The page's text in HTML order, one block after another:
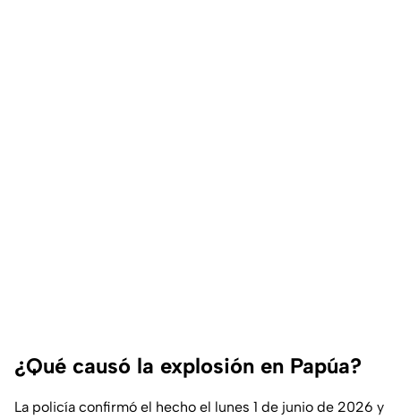
¿Qué causó la explosión en Papúa?
La policía confirmó el hecho el lunes 1 de junio de 2026 y